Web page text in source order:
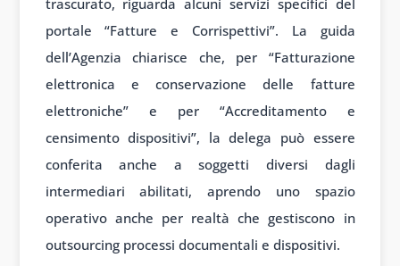
trascurato, riguarda alcuni servizi specifici del
portale “Fatture e Corrispettivi”. La guida
dell’Agenzia chiarisce che, per “Fatturazione
elettronica e conservazione delle fatture
elettroniche” e per “Accreditamento e
censimento dispositivi”, la delega può essere
conferita anche a soggetti diversi dagli
intermediari abilitati, aprendo uno spazio
operativo anche per realtà che gestiscono in
outsourcing processi documentali e dispositivi.